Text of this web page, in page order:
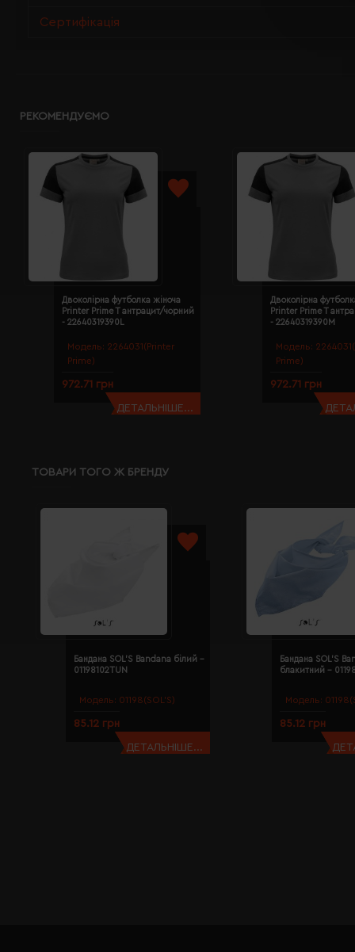
Сертифікація
РЕКОМЕНДУЄМО
Модель: 2264031(Printer
Prime)
Двоколірна футболка жіноча
Printer Prime T антрацит/чорний
- 22640319390L
972.71 грн
ДЕТАЛЬНІШЕ...
Модель:
Prime)
Двоколірна
Printer Prime T
- 22640319390M
972.71 грн
ТОВАРИ ТОГО Ж БРЕНДУ
Модель: 01198(SOL’S)
Бандана SOL'S Bandana білий -
01198102TUN
85.12 грн
ДЕТАЛЬНІШЕ...
Модель:
Бандана SOL'S
блакитний -
85.12 грн